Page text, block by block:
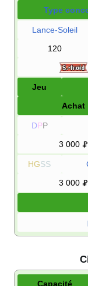
Type
Lance-Soleil
120
Jeu
Achat
DPP
3 000
HGSS
3 000
Capacité